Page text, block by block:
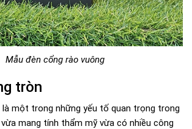
Mẫu đèn cổng rào vuông
tròn
một trong những yếu tố quan trọng trong
mang tính thẩm mỹ vừa có nhiều công